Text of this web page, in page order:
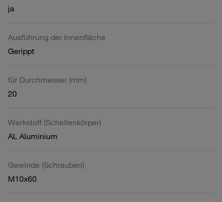
ja
Ausführung der Innenfläche
Gerippt
für Durchmesser (mm)
20
Werkstoff (Schellenkörper)
AL Aluminium
Gewinde (Schrauben)
M10x60